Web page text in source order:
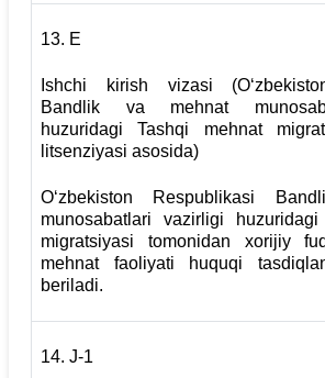
13. Е
Ishchi kirish vizasi
Bandlik va mehnat
huzuridagi Tashqi mehnat
litsenziyasi asosida)
O‘zbekiston Respublikasi
munosabatlari vazirligi
migratsiyasi tomonidan xorijiy
mehnat faoliyati huquqi
beriladi.
14. J-1